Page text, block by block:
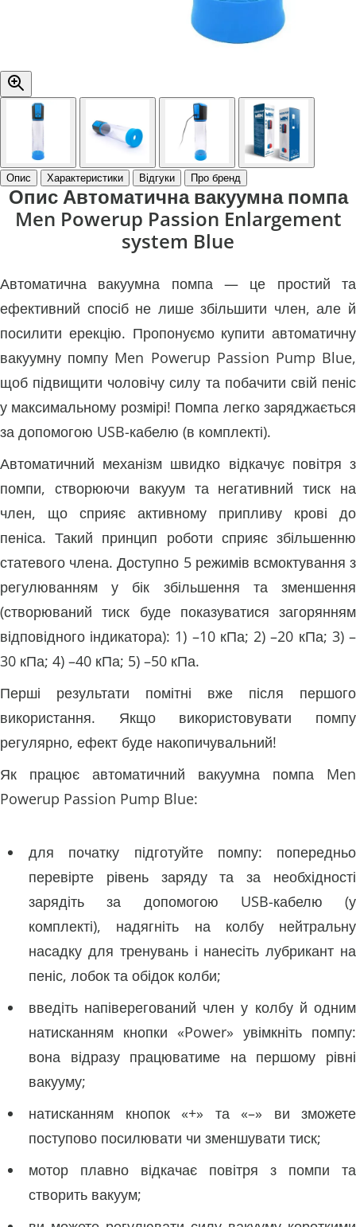
Опис Характеристики Відгуки Про бренд
Опис Автоматична вакуумна помпа
Men Powerup Passion Enlargement
system Blue
Автоматична вакуумна помпа — це простий та
ефективний спосіб не лише збільшити член, але й
посилити ерекцію. Пропонуємо купити автоматичну
вакуумну помпу Men Powerup Passion Pump Blue,
щоб підвищити чоловічу силу та побачити свій пеніс
у максимальному розмірі! Помпа легко заряджається
за допомогою USB-кабелю (в комплекті).
Автоматичний механізм швидко відкачує повітря з
помпи, створюючи вакуум та негативний тиск на
член, що сприяє активному припливу крові до
пеніса. Такий принцип роботи сприяє збільшенню
статевого члена. Доступно 5 режимів всмоктування з
регулюванням у бік збільшення та зменшення
(створюваний тиск буде показуватися загорянням
відповідного індикатора): 1) –10 кПа; 2) –20 кПа; 3) –
30 кПа; 4) –40 кПа; 5) –50 кПа.
Перші результати помітні вже після першого
використання. Якщо використовувати помпу
регулярно, ефект буде накопичувальний!
Як працює автоматичний вакуумна помпа Men
Powerup Passion Pump Blue:
для початку підготуйте помпу: попередньо
перевірте рівень заряду та за необхідності
зарядіть за допомогою USB-кабелю (у
комплекті), надягніть на колбу нейтральну
насадку для тренувань і нанесіть лубрикант на
пеніс, лобок та обідок колби;
введіть напіверегований член у колбу й одним
натисканням кнопки «Power» увімкніть помпу:
вона відразу працюватиме на першому рівні
вакууму;
натисканням кнопок «+» та «–» ви зможете
поступово посилювати чи зменшувати тиск;
мотор плавно відкачає повітря з помпи та
створить вакуум;